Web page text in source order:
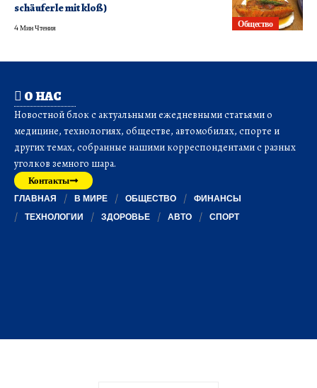
Общество
schäuferle mit kloß)
4 Мин Чтения
О НАС
Новостной блок с актуальными ежедневными статьями о
медицине, технологиях, обществе, автомобилях, спорте и
других темах, собранные нашими корреспондентами с разных
уголков земного шара.
Контакты
ГЛАВНАЯ В МИРЕ ОБЩЕСТВО
ФИНАНСЫ
ТЕХНОЛОГИИ
ЗДОРОВЬЕ АВТО СПОРТ